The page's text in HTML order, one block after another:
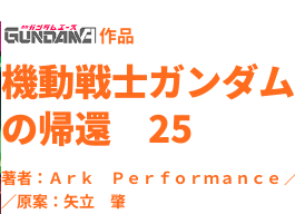
作品
機動戦士ガンダ
の帰還 25
著者：Ａｒｋ Ｐｅｒｆｏｒｍａｎｃｅ
原案：矢立 肇